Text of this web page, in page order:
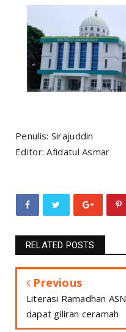
Penulis: Sirajuddin
Editor: Afidatul Asmar
RELATED POSTS
Previous
Literasi Ramadhan ASN
dapat giliran ceramah